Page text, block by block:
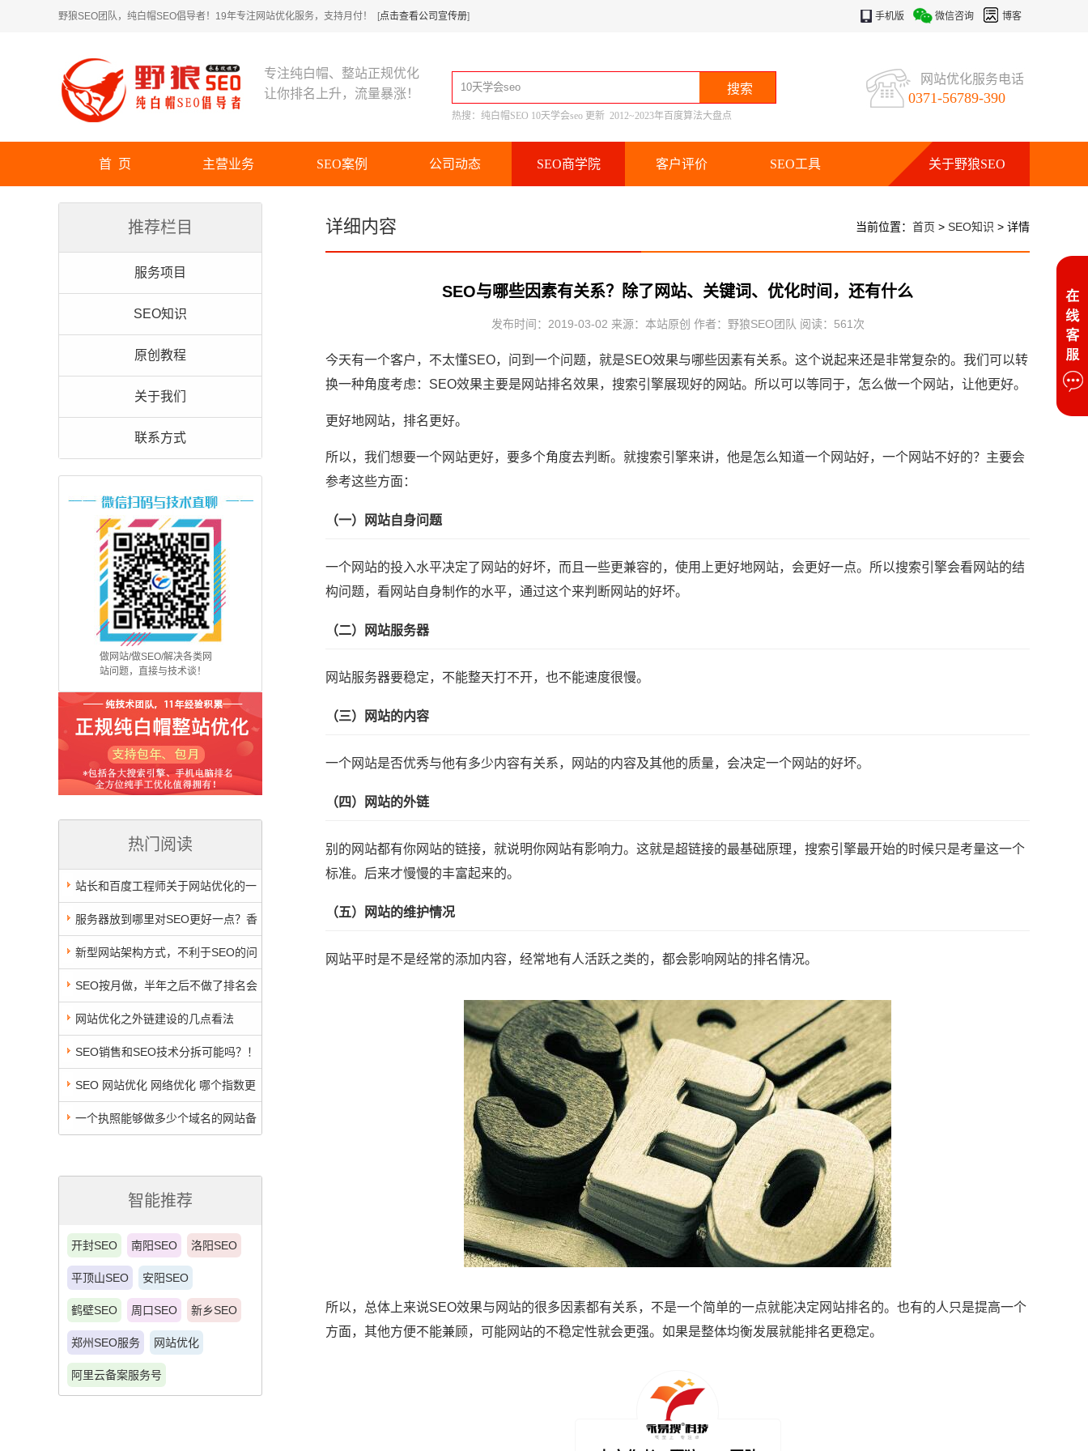
野狼SEO团队，纯白帽SEO倡导者！19年专注网站优化服务，支持月付！ [点击查看公司宣传册] 手机版 微信咨询 博客
专注纯白帽、整站正规优化
让你排名上升，流量暴涨！
热搜： 纯白帽SEO 10天学会seo 更新 2012~2023年百度算法大盘点
网站优化服务电话
0371-56789-390
首 页 主营业务 SEO案例 公司动态 SEO商学院 客户评价 SEO工具 关于野狼SEO
推荐栏目
服务项目
SEO知识
原创教程
关于我们
联系方式
做网站/做SEO/解决各类网
站问题，直接与技术谈！
热门阅读
站长和百度工程师关于网站优化的一
些经典问答 （二）
服务器放到哪里对SEO更好一点？香
港还是国内
新型网站架构方式，不利于SEO的问
题，要引起重视
SEO按月做，半年之后不做了排名会
如何网站优化之外链建设的几点看法
SEO销售和SEO技术分拆可能吗？！
SEO 网站优化 网络优化 哪个指数更
高一些，人们习惯的搜索量更多？
一个执照能够做多少个域名的网站备
智能推荐
开封SEO 南阳SEO 洛阳SEO
平顶山SEO 安阳SEO
鹤壁SEO 周口SEO 新乡SEO
郑州SEO服务 网站优化
阿里云备案服务号
详细内容 当前位置： 首页 > SEO知识 > 详情
SEO与哪些因素有关系？除了网站、关键词、优化时间，还有什么
发布时间：2019-03-02 来源：本站原创 作者：野狼SEO团队 阅读： 561 次
今天有一个客户，不太懂SEO，问到一个问题，就是SEO效果与哪些因素有关系。这个说起来还是非常复杂的。我们可以转
换一种角度考虑：SEO效果主要是网站排名效果，搜索引擎展现好的网站。所以可以等同于，怎么做一个网站，让他更好。
更好地网站，排名更好。
所以，我们想要一个网站更好，要多个角度去判断。就搜索引擎来讲，他是怎么知道一个网站好，一个网站不好的？主要会
参考这些方面：
（一）网站自身问题
一个网站的投入水平决定了网站的好坏，而且一些更兼容的，使用上更好地网站，会更好一点。所以搜索引擎会看网站的结
构问题，看网站自身制作的水平，通过这个来判断网站的好坏。
（二）网站服务器
网站服务器要稳定，不能整天打不开，也不能速度很慢。
（三）网站的内容
一个网站是否优秀与他有多少内容有关系，网站的内容及其他的质量，会决定一个网站的好坏。
（四）网站的外链
别的网站都有你网站的链接，就说明你网站有影响力。这就是超链接的最基础原理，搜索引擎最开始的时候只是考量这一个
标准。后来才慢慢的丰富起来的。
（五）网站的维护情况
网站平时是不是经常的添加内容，经常地有人活跃之类的，都会影响网站的排名情况。
所以，总体上来说SEO效果与网站的很多因素都有关系，不是一个简单的一点就能决定网站排名的。也有的人只是提高一个
方面，其他方便不能兼顾，可能网站的不稳定性就会更强。如果是整体均衡发展就能排名更稳定。